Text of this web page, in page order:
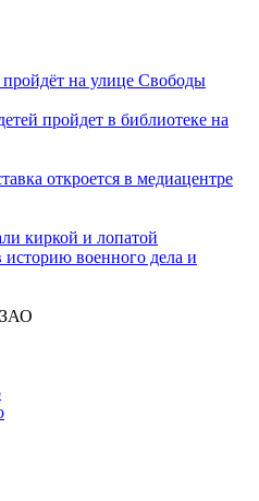
на улице Свободы
пройдет в библиотеке на
откроется в медиацентре
киркой и лопатой
военного дела и